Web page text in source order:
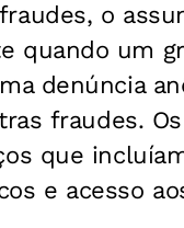
o
quando um
denúncia
fraudes.
que
e acesso